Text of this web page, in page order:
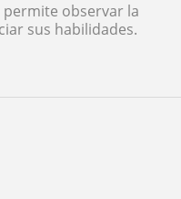
observar la
sus habilidades.